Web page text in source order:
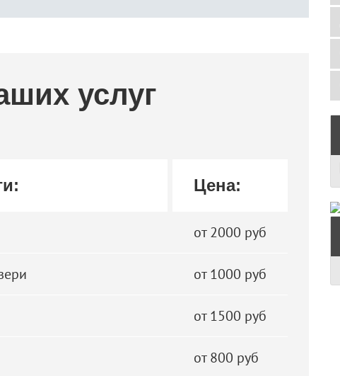
услуг
Цена:
от 2000 руб
от 1000 руб
от 1500 руб
от 800 руб